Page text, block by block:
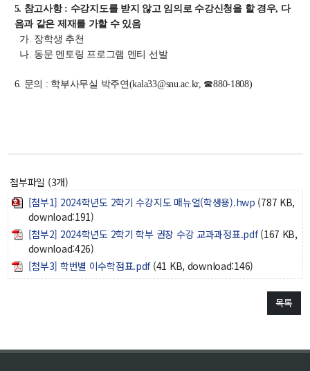
커뮤니티
입시
학사
기타
30주년
30주년 기념 동영상
회고록
학부장 감사 인사
5. 참고사항 : 수강지도를 받지 않고 임의로 수강신청을 할 경우, 다
음과 같은 제재를 가할 수 있음
가. 장학생 추천
나. 동문 멘토링 프로그램 멘티 선발
6. 문의 : 학부사무실 박주연(kala33@snu.ac.kr, ☎880-1808)
첨부파일 (3개)
[첨부1] 2024학년도 2학기 수강지도 매뉴얼(학생용).hwp (787 KB,
download:191)
[첨부2] 2024학년도 2학기 학부 권장 수강 교과과정표.pdf (167 KB,
download:426)
[첨부3] 학번별 이수학점표.pdf (41 KB, download:146)
목록